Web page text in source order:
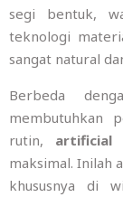
segi bentuk,
teknologi
sangat natural
Berbeda
membutuhkan
rutin, artificial
maksimal. Inilah
khususnya di